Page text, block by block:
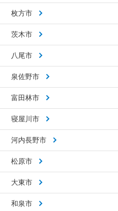
枚方市
茨木市
八尾市
泉佐野市
富田林市
寝屋川市
河内長野市
松原市
大東市
和泉市